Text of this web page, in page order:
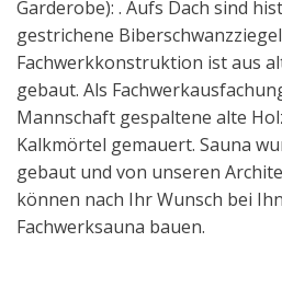
Garderobe): . Aufs Dach sind
gestrichene
Fachwerkkonstruktion ist aus
gebaut. Als
Mannschaft gespaltene alte
Kalkmörtel gemauert. Sauna
gebaut und von unseren
können nach Ihr Wunsch bei
Fachwerksauna bauen.